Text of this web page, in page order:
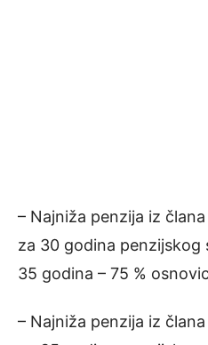
– Najniža penzija iz
za 30 godina penzijskog
35 godina – 75 %
– Najniža penzija iz